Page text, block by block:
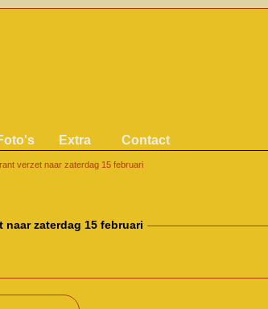
Extra Contact
verzet naar zaterdag 15 februari
zaterdag 15 februari